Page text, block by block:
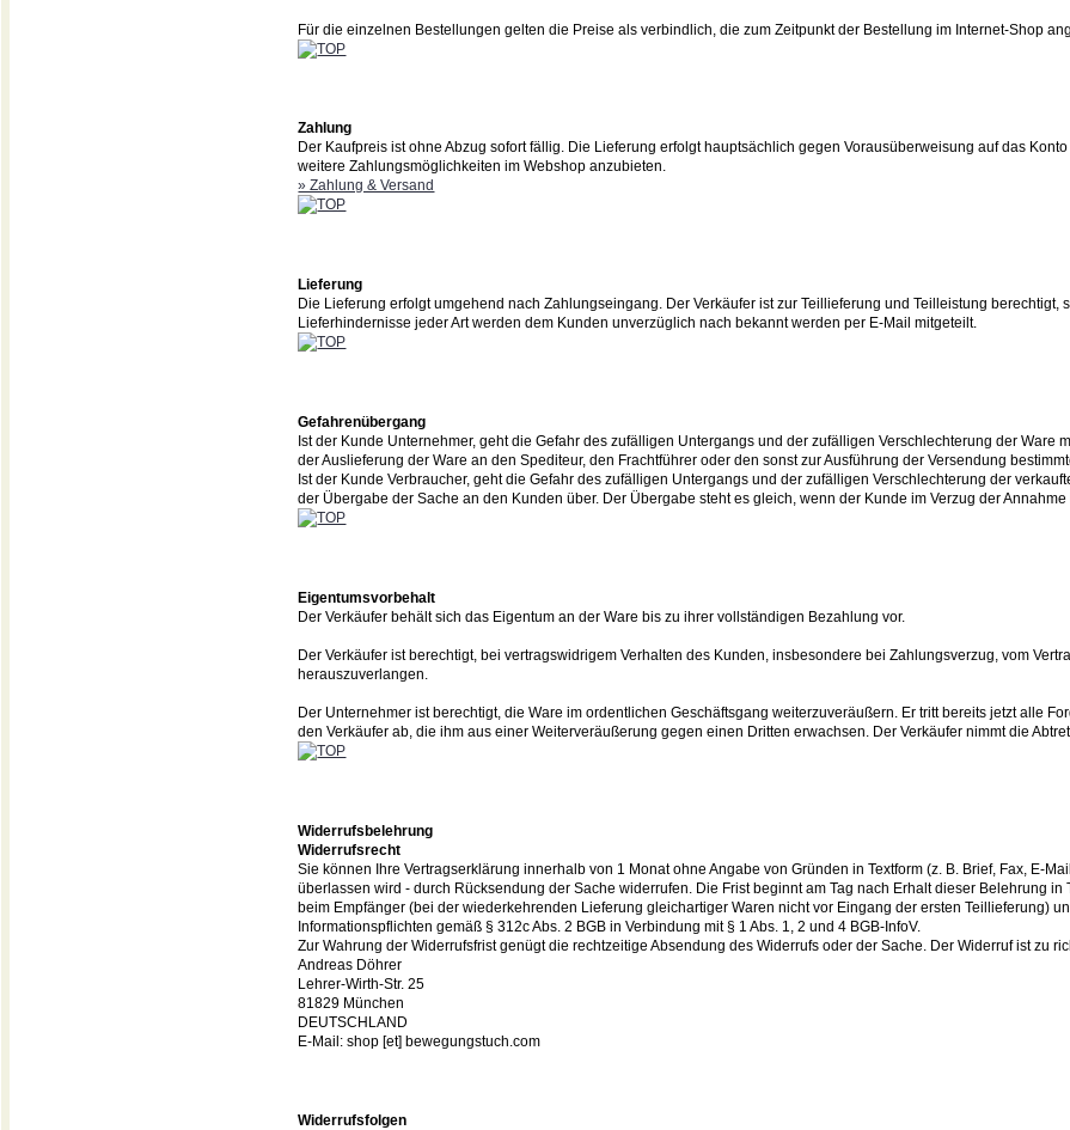
Für die einzelnen Bestellungen gelten die Preise als verbindlich, die zum Zeitpunkt der Bestellung im Internet-Shop
Zahlung
Der Kaufpreis ist ohne Abzug sofort fällig. Die Lieferung erfolgt hauptsächlich gegen Vorausüberweisung auf das
weitere Zahlungsmöglichkeiten im Webshop anzubieten.
» Zahlung & Versand
Lieferung
Die Lieferung erfolgt umgehend nach Zahlungseingang. Der Verkäufer ist zur Teillieferung und Teilleistung berechtigt,
Lieferhindernisse jeder Art werden dem Kunden unverzüglich nach bekannt werden per E-Mail mitgeteilt.
Gefahrenübergang
Ist der Kunde Unternehmer, geht die Gefahr des zufälligen Untergangs und der zufälligen Verschlechterung der Ware
der Auslieferung der Ware an den Spediteur, den Frachtführer oder den sonst zur Ausführung der Versendung
Ist der Kunde Verbraucher, geht die Gefahr des zufälligen Untergangs und der zufälligen Verschlechterung der
der Übergabe der Sache an den Kunden über. Der Übergabe steht es gleich, wenn der Kunde im Verzug der Annahme
Eigentumsvorbehalt
Der Verkäufer behält sich das Eigentum an der Ware bis zu ihrer vollständigen Bezahlung vor.
Der Verkäufer ist berechtigt, bei vertragswidrigem Verhalten des Kunden, insbesondere bei Zahlungsverzug, vom
herauszuverlangen.
Der Unternehmer ist berechtigt, die Ware im ordentlichen Geschäftsgang weiterzuveräußern. Er tritt bereits jetzt alle
den Verkäufer ab, die ihm aus einer Weiterveräußerung gegen einen Dritten erwachsen. Der Verkäufer nimmt die
Widerrufsbelehrung
Widerrufsrecht
Sie können Ihre Vertragserklärung innerhalb von 1 Monat ohne Angabe von Gründen in Textform (z. B. Brief, Fax, E-
überlassen wird - durch Rücksendung der Sache widerrufen. Die Frist beginnt am Tag nach Erhalt dieser Belehrung in
beim Empfänger (bei der wiederkehrenden Lieferung gleichartiger Waren nicht vor Eingang der ersten Teillieferung)
Informationspflichten gemäß § 312c Abs. 2 BGB in Verbindung mit § 1 Abs. 1, 2 und 4 BGB-InfoV.
Zur Wahrung der Widerrufsfrist genügt die rechtzeitige Absendung des Widerrufs oder der Sache. Der Widerruf ist zu
Andreas Döhrer
Lehrer-Wirth-Str. 25
81829 München
DEUTSCHLAND
E-Mail: shop [et] bewegungstuch.com
Widerrufsfolgen